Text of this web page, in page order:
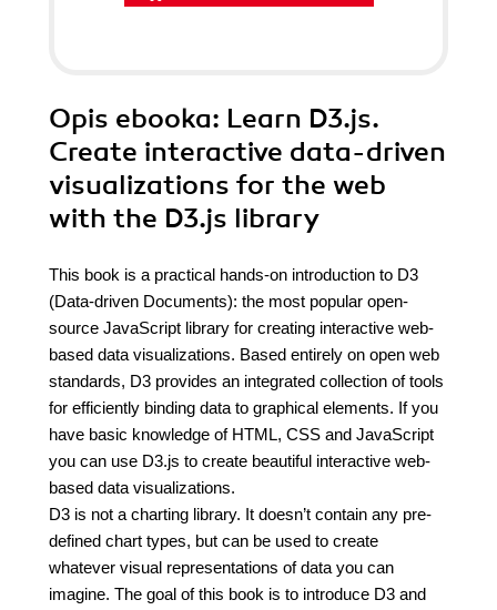
Opis ebooka: Learn D3.js.
Create interactive data-driven
visualizations for the web
with the D3.js library
This book is a practical hands-on introduction to D3
(Data-driven Documents): the most popular open-
source JavaScript library for creating interactive web-
based data visualizations. Based entirely on open web
standards, D3 provides an integrated collection of tools
for efficiently binding data to graphical elements. If you
have basic knowledge of HTML, CSS and JavaScript
you can use D3.js to create beautiful interactive web-
based data visualizations.
D3 is not a charting library. It doesn’t contain any pre-
defined chart types, but can be used to create
whatever visual representations of data you can
imagine. The goal of this book is to introduce D3 and